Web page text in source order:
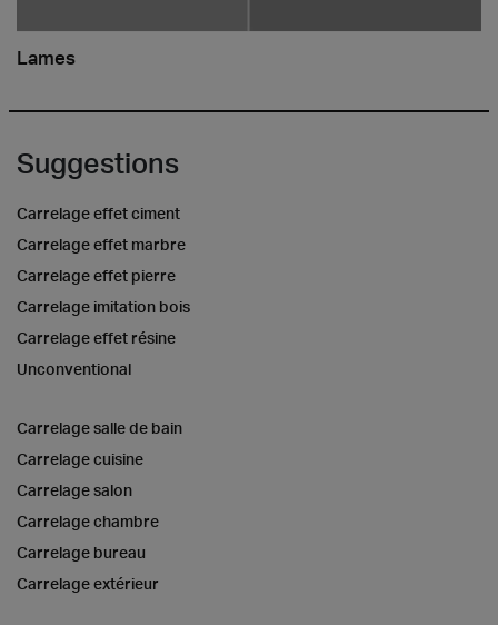
Lames
Suggestions
Carrelage effet ciment
Carrelage effet marbre
Carrelage effet pierre
Carrelage imitation bois
Carrelage effet résine
Unconventional
Carrelage salle de bain
Carrelage cuisine
Carrelage salon
Carrelage chambre
Carrelage bureau
Carrelage extérieur